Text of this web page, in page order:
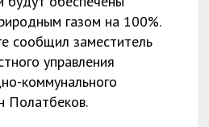
газом на 100%.
сообщил заместитель
управления
коммунального
Полатбеков.